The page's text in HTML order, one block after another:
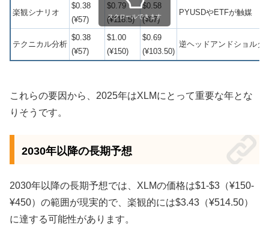
楽観シナリオ
$0.38
(¥57)
$0.79
(¥118.5)
$0.58
(¥87)
PYUSDやETFが触媒
テクニカル分析
$0.38
(¥57)
$1.00
(¥150)
$0.69
(¥103.50)
逆ヘッドアンドショルダ
スクロールできます
これらの要因から、2025年はXLMにとって重要な年とな
りそうです。
2030年以降の長期予想
2030年以降の長期予想では、XLMの価格は$1-$3（¥150-
¥450）の範囲が現実的で、楽観的には$3.43（¥514.50）
に達する可能性があります。